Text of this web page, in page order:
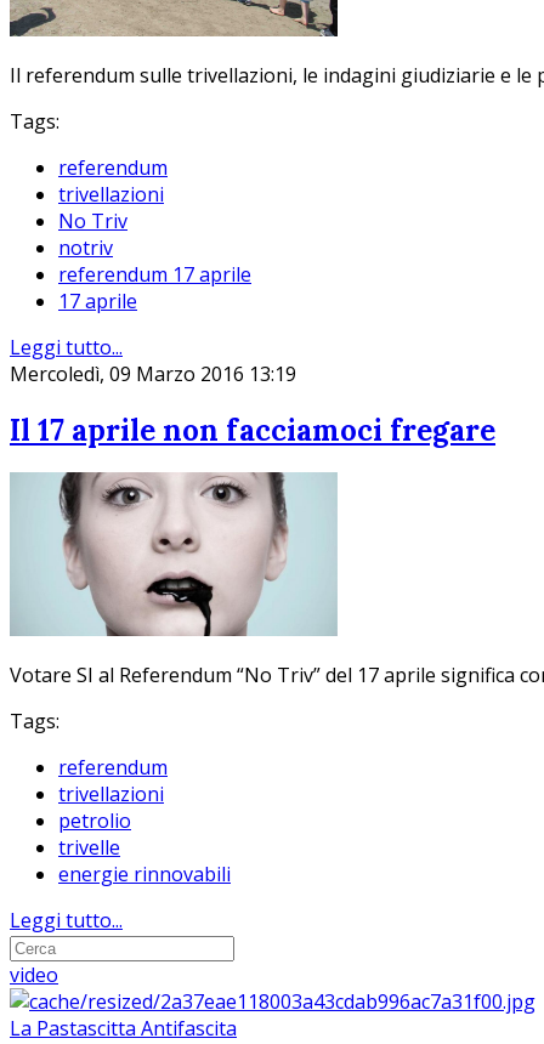
Il referendum sulle trivellazioni, le indagini giudiziarie e le
Tags:
referendum
trivellazioni
No Triv
notriv
referendum 17 aprile
17 aprile
Leggi tutto...
Mercoledì, 09 Marzo 2016 13:19
Il 17 aprile non facciamoci fregare
Votare SI al Referendum “No Triv” del 17 aprile significa
Tags:
referendum
trivellazioni
petrolio
trivelle
energie rinnovabili
Leggi tutto...
video
La Pastascitta Antifascita